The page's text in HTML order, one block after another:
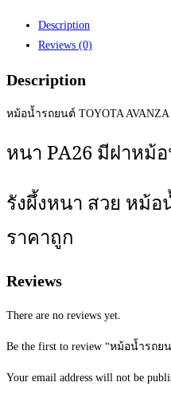
Description
Reviews (0)
Description
หม้อน้ำรถยนต์ TOYOTA AVANZA
หนา PA26 มีฝาหม้
รังผึ้งหนา สวย หม้
ราคาถูก
Reviews
There are no reviews yet.
Be the first to review “หม้อน้ำรถย
Your email address will not be